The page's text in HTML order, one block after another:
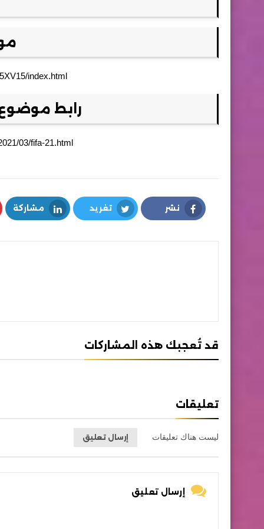
index.html
رابط موضوع
03/fifa-21.html
نشر تغريد مشاركة
قد تُعجبك هذه المشاركات
تعليقات
ليست هناك تعليقات إرسال تعليق
إرسال تعليق